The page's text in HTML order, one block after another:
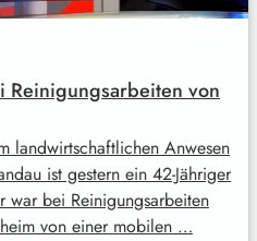
Reinigungsarbeiten von
landwirtschaftlichen Anwesen
ist gestern ein 42-Jähriger
war bei Reinigungsarbeiten
von einer mobilen …